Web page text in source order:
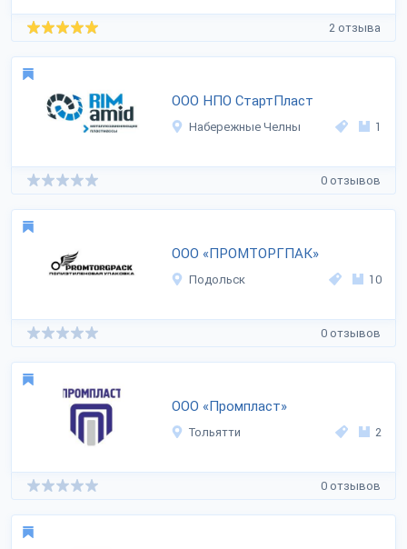
2 отзыва
ООО НПО СтартПласт
Набережные Челны 1
0 отзывов
ООО «ПРОМТОРГПАК»
Подольск 10
0 отзывов
ООО «Промпласт»
Тольятти 2
0 отзывов